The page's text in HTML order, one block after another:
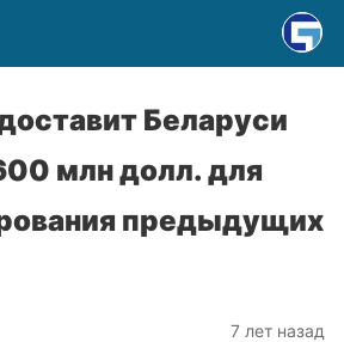
Беларуси
млн долл. для
предыдущих
7 лет назад